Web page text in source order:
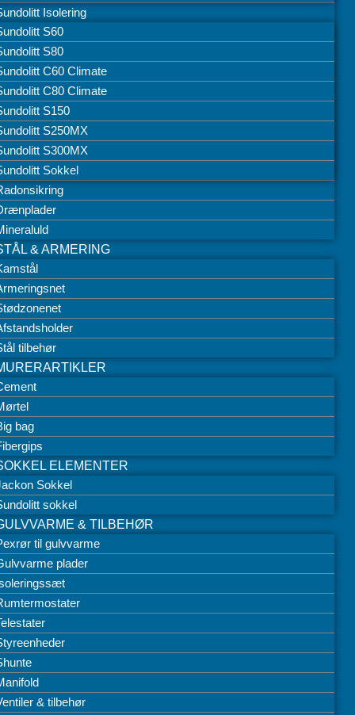
Isolering
S60
S80
C60 Climate
C80 Climate
S150
S250MX
S300MX
Sokkel
& ARMERING
tilbehør
bag
ELEMENTER
Sokkel
sokkel
& TILBEHØR
til gulvvarme
plader
& tilbehør